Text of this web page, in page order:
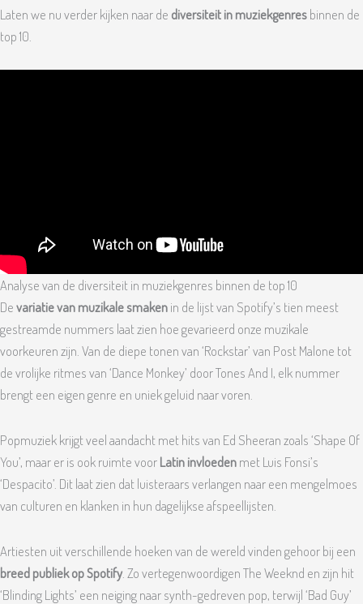
Laten we nu verder kijken naar de diversiteit in muziekgenresbinnen de
top 10.
Analyse van de diversiteit in muziekgenres binnen de top 10
Devariatie van muzikale smakenin de lijst van Spotify’s tien meest
gestreamde nummers laat zien hoe gevarieerd onze muzikale
voorkeuren zijn. Van de diepe tonen van ‘Rockstar’ van Post Malone tot
de vrolijke ritmes van ‘Dance Monkey’ door Tones And I, elk nummer
brengt een eigen genre en uniek geluid naar voren.
Popmuziek krijgt veel aandacht met hits van Ed Sheeran zoals ‘Shape Of
You’, maar er is ook ruimte voorLatin invloedenmet Luis Fonsi’s
‘Despacito’. Dit laat zien dat luisteraars verlangen naar een mengelmoes
van culturen en klanken in hun dagelijkse afspeellijsten.
Artiesten uit verschillende hoeken van de wereld vinden gehoor bij een
breed publiek op Spotify . Zo vertegenwoordigen The Weeknd en zijn hit
‘Blinding Lights’ een neiging naar synth-gedreven pop, terwijl ‘Bad Guy’